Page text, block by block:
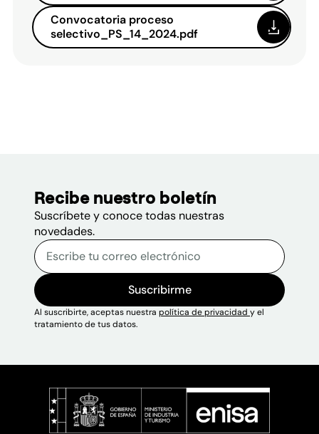
Convocatoria proceso
selectivo_PS_14_2024.pdf
Recibe nuestro boletín
Suscríbete y conoce todas nuestras
novedades.
Sitio web
Escribe tu correo
Suscribirme
Al suscribirte, aceptas nuestra política de privacidad y el
tratamiento de tus datos.